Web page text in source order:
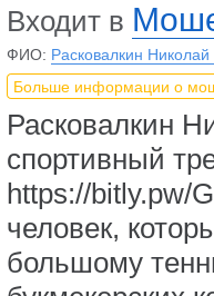
Входит в
ФИО: Расковалкин
Больше информации о
Расковалкин
спортивный
https://bitly.pw/
человек,
большому